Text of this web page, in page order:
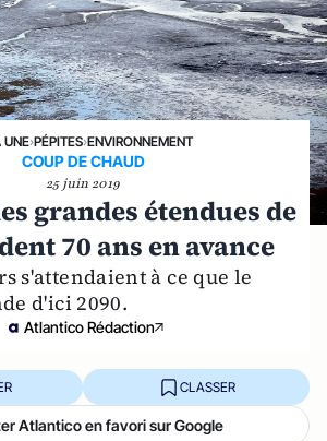
UNE›PÉPITES›ENVIRONNEMENT
COUP DE CHAUD
25 juin 2019
grandes étendues de
70 ans en avance
s'attendaient à ce que le
d'ici 2090.
Atlantico Rédaction
CLASSER
Atlantico en favori sur Google